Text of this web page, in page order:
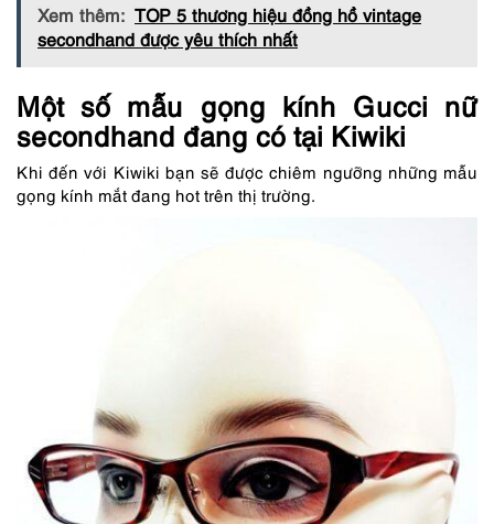
Xem thêm: TOP 5 thương hiệu đồng hồ vintage
secondhand được yêu thích nhất
Một số mẫu gọng kính Gucci nữ
secondhand đang có tại Kiwiki
Khi đến với Kiwiki bạn sẽ được chiêm ngưỡng những mẫu
gọng kính mắt đang hot trên thị trường.